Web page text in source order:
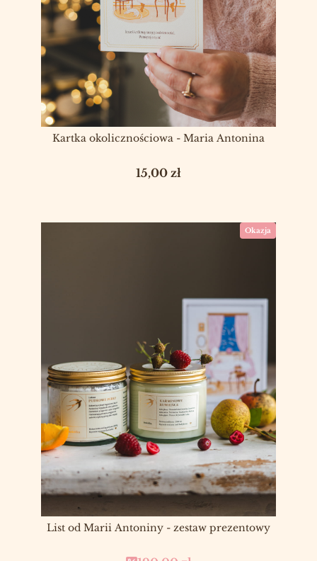
Kartka okolicznościowa - Maria Antonina
Cena
15,00 zł
Okazja
List od Marii Antoniny - zestaw prezentowy